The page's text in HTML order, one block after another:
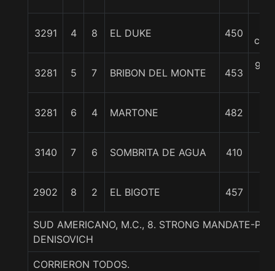
3291 4 8 EL DUKE 450
3281 5 7 BRIBON DEL MONTE 453
9 1/
3281 6 4 MARTONE 482
3140 7 6 SOMBRITA DE AGUA 410
2902 8 2 EL BIGOTE 457
SUD AMERICANO, M.C., 8. STRONG MANDATE-
DENISOVICH
CORRIERON TODOS.